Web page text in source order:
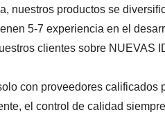
nuestros productos se
5-7 experiencia en el
clientes sobre NUEVAS
con proveedores
el control de calidad